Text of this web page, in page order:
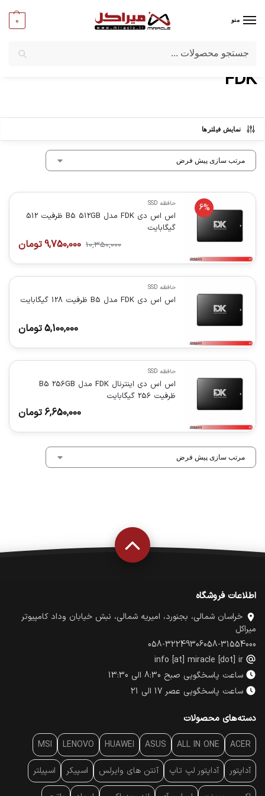
منو 0
میراکل/برندها/
FDK
FDK
نمایش فیلترها
6% حافظه SSD
اس اس دی FDK مدل B5 512GB ظرفیت 512
گیگابایت
10,350,000
9,750,000تومان
حافظه SSD
اس اس دی FDK مدل B5 ظرفیت 128 گیگابایت
5,100,000تومان
حافظه SSD
اس اس دی اینترنال FDK مدل B5 256GB
ظرفیت 256 گیگابایت
6,650,000 تومان
اطلاعات فروشگاه
خراسان شمالی، بجنورد، امیریه شمالی، نبش خیابان وداد کامپیوتر
میراکل
058-31554000
058-32249306
info [at] miracle [dot] ir
ساعت پاسخگویی صبح 8:30 الی 13:30
ساعت پاسخگویی عصر 17 الی 21
دسته‌های محصولات
ACER
ALL IN ONE
ASUS
HUAWEI
LENOVO
MSI
آداپتور آداپتور لپ تاپ آنتن‌ های وایرلس اسپیکر اسپیلتر